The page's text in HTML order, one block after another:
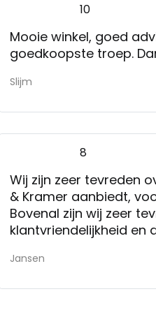
10
Mooie winkel, goed
goedkoopste troep.
Slijm
8
Wij zijn zeer tevreden
& Kramer aanbiedt,
Bovenal zijn wij zeer
klantvriendelijkheid en
spullen.
Jansen